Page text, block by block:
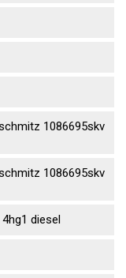
1086695skv
1086695skv
diesel